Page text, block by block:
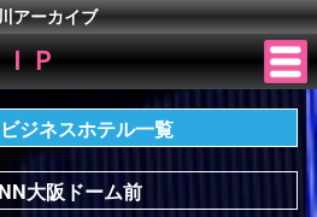
アーカイブ
Ｐ
ビジネスホテル一覧
大阪ドーム前